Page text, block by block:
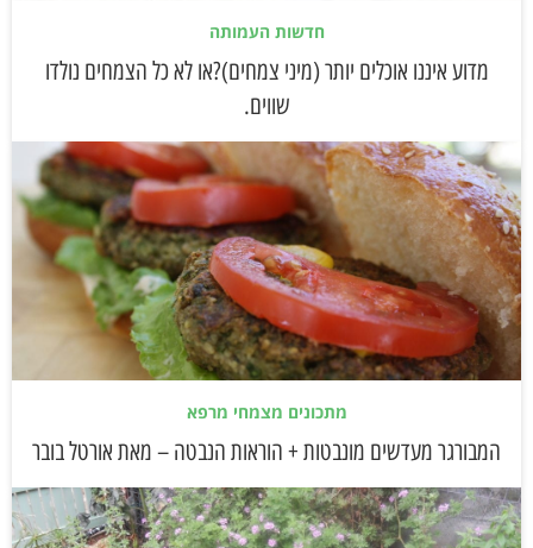
חדשות העמותה
מדוע איננו אוכלים יותר (מיני צמחים)?או לא כל הצמחים נולדו
שווים.
מתכונים מצמחי מרפא
המבורגר מעדשים מונבטות + הוראות הנבטה – מאת אורטל בובר